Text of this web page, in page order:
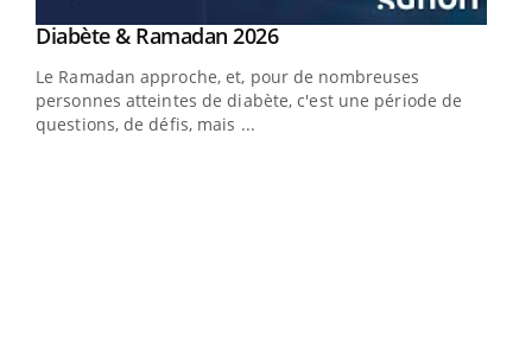
Youtube
Diabète & Ramadan 2026Youtube
Le Ramadan approche, et, pour de nombreuses
personnes atteintes de diabète, c'est une période de
questions, de défis, mais ...
Youtube
Un « jumeau numérique » pour faciliter l’accès
Un établissement lié à un groupe mutualiste innove en
matière de bilan de santé : l'utilisation d'un « jumeau